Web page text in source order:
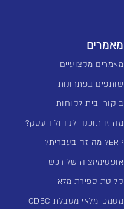
מאמרים
מאמרים מקצועיים
שותפים בפתרונות
ביקורי בית לקוחות
מה זו תוכנה לניהול העסק?
ERP? מה זה בעברית?
אופטימיזציה של רכש
קליטת ספירת מלאי
מסמכי מלאי מטבלת ODBC